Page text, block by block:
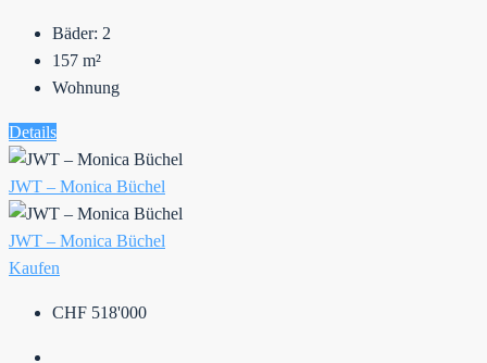
Bäder: 2
157 m²
Wohnung
Details
JWT – Monica Büchel
JWT – Monica Büchel
Kaufen
CHF 518'000